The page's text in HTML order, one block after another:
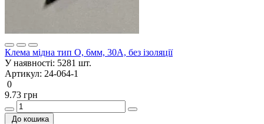
Клема мідна тип О, 6мм, 30A, без ізоляції
У наявності: 5281 шт.
Артикул: 24-064-1
0
9.73 грн
До кошика